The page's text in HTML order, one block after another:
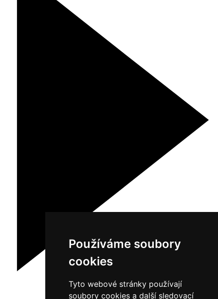
Používáme soubory
cookies
Tyto webové stránky používají
soubory cookies a další sledovací